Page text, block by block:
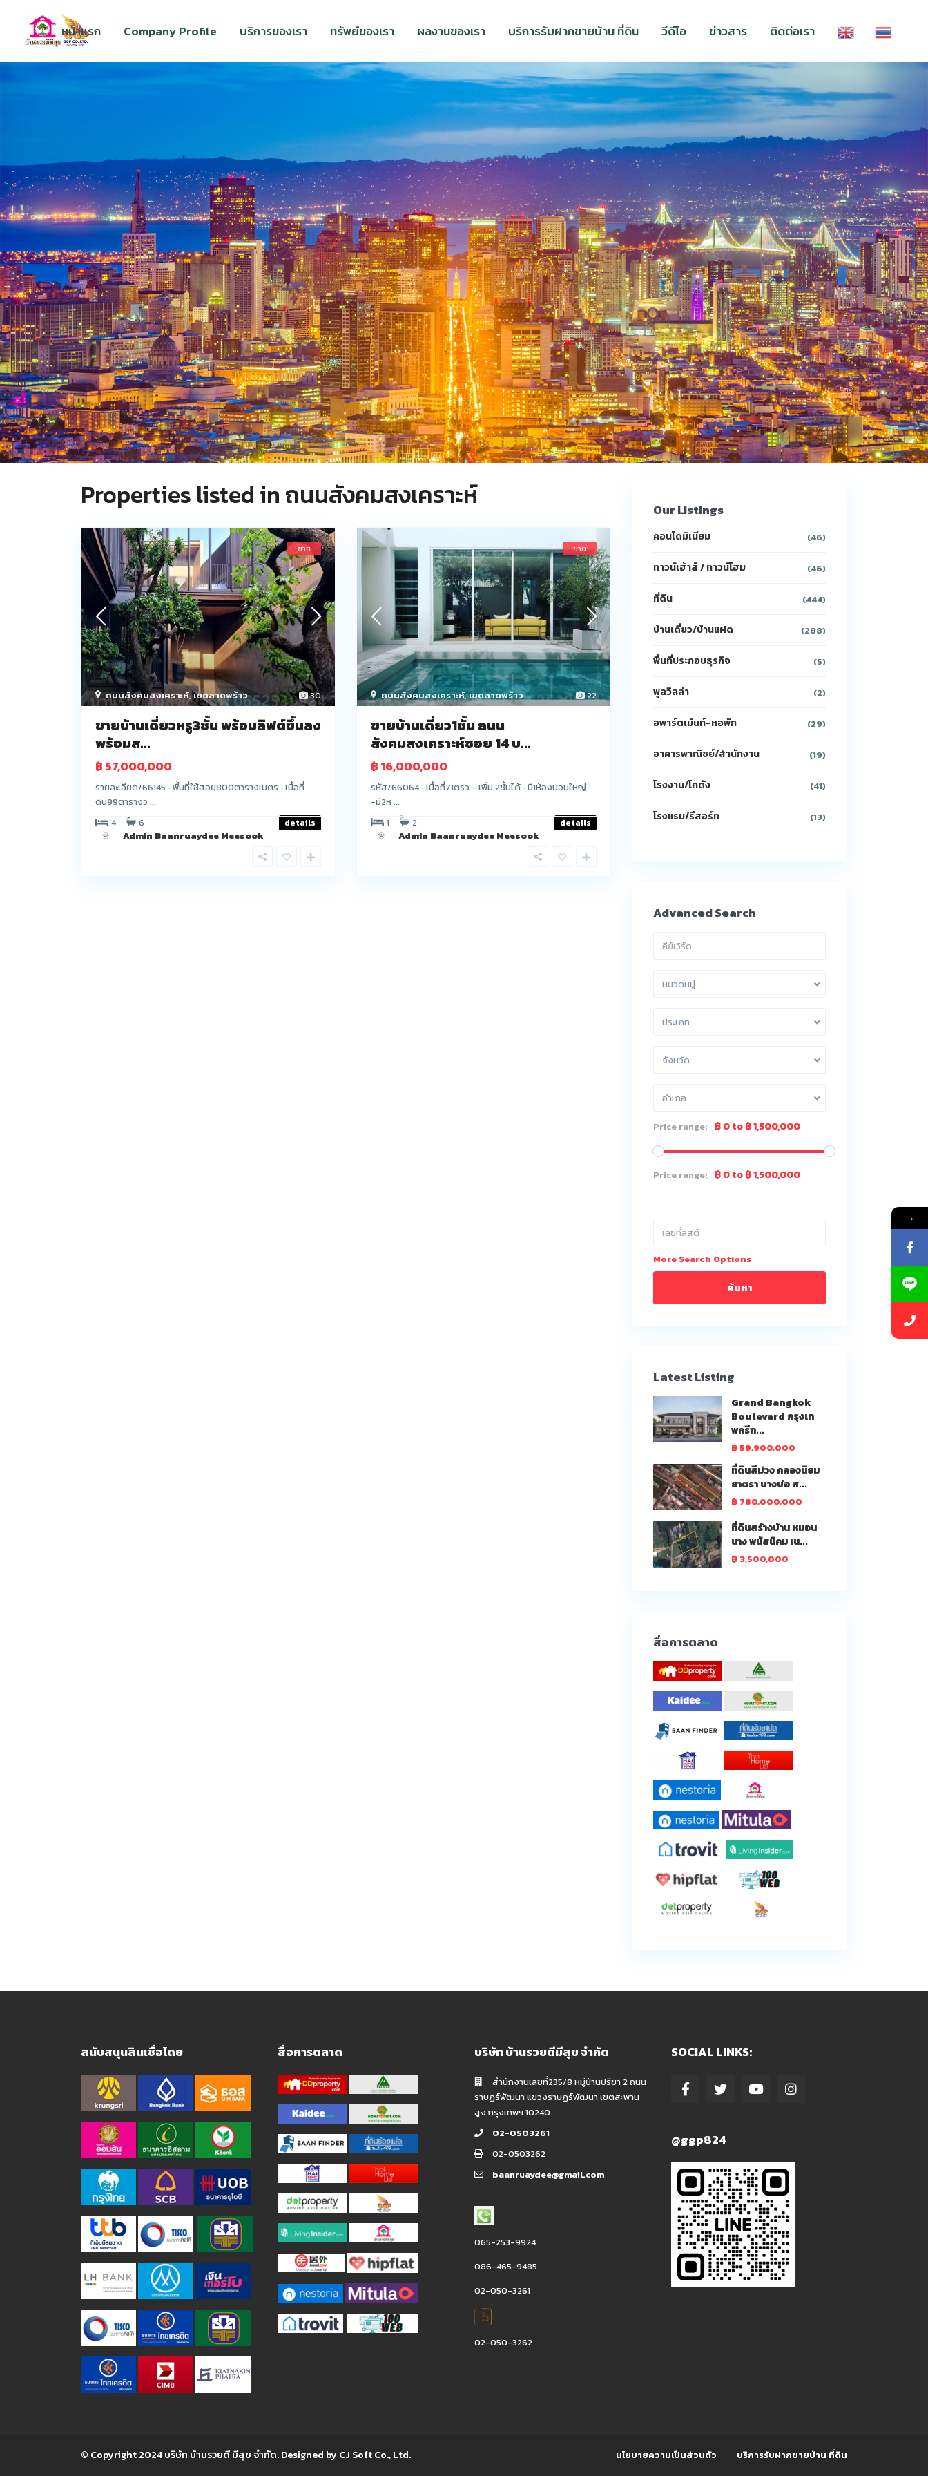
หน้าแรก Company Profile บริการของเรา ทรัพย์ของเรา ผลงานของเรา บริการรับฝากขายบ้าน ที่ดิน วีดีโอ ข่าวสาร ติดต่อเรา
Properties listed in ถนนสังคมสงเคราะห์
30
ถนนสังคมสงเคราะห์,เขตลาดพร้าว
ขาย
ขายบ้านเดี่ยวหรู3ชั้น พร้อมลิฟต์ขึ้นลง
พร้อมส...
฿ 57,000,000
รายละเอียด/66145 -พื้นที่ใช้สอย800ตารางเมตร -เนื้อที่
ดิน99ตารางว ...
4
6 details
Admin Baanruaydee Meesook
22
ถนนสังคมสงเคราะห์,เขตลาดพร้าว
ขาย
ขายบ้านเดี่ยว1ชั้น ถนน
สังคมสงเคราะห์ซอย 14 บ...
฿ 16,000,000
รหัส/66064 -เนื้อที่71ตรว. -เพิ่ม 2ชั้นได้ -มี1ห้องนอนใหญ่
-มี2ห ...
1
2 details
Admin Baanruaydee Meesook
Our Listings
คอนโดมิเนียม (46)
ทาวน์เฮ้าส์ / ทาวน์โฮม (46)
ที่ดิน (444)
บ้านเดี่ยว/บ้านแฝด (288)
พื้นที่ประกอบธุรกิจ (5)
พูลวิลล่า (2)
อพาร์ตเม้นท์-หอพัก (29)
อาคารพาณิชย์/สำนักงาน (19)
โรงงาน/โกดัง (41)
โรงแรม/รีสอร์ท (13)
Advanced Search
หมวดหมู่
ประเภท
จังหวัด
อำเภอ
Price range: ฿ 0 to ฿ 1,500,000
Price range: ฿ 0 to ฿ 1,500,000
More Search Options
ค้นหา
Latest Listing
Grand Bangkok
Boulevard กรุงเท
พกรีฑ...
฿ 59,900,000
ที่ดินสีม่วง คลองนิยม
ยาตรา บางบ่อ ส...
฿ 780,000,000
ที่ดินสร้างบ้าน หมอน
นาง พนัสนิคม เน...
฿ 3,500,000
สื่อการตลาด
สนับสนุนสินเชื่อโดย สื่อการตลาด บริษัท บ้านรวยดีมีสุข จำกัด
สำนักงานเลขที่235/8 หมู่บ้านปรีชา 2 ถนน
ราษฏร์พัฒนา แขวงราษฏร์พัฒนา เขตสะพาน
สูง กรุงเทพฯ 10240
02-0503261
02-0503262
baanruaydee@gmail.com
065-253-9924
086-465-9485
02-050-3261
02-050-3262
SOCIAL LINKS:
@ggp824
© Copyright 2024 บริษัท บ้านรวยดี มีสุข จำกัด. Designed by CJ Soft Co., Ltd. นโยบายความเป็นส่วนตัว บริการรับฝากขายบ้าน ที่ดิน
→